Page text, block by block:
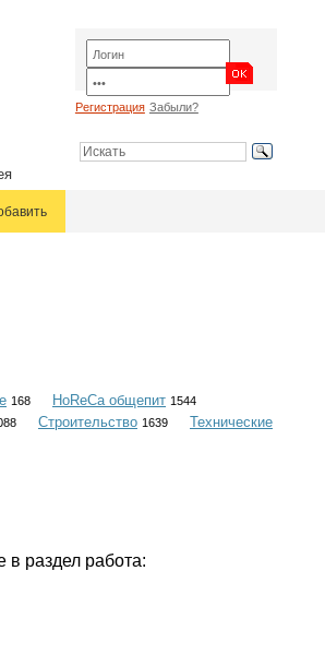
Регистрация Забыли?
168 HoReCa общепит 1544
Строительство 1639
Технические
в раздел работа: